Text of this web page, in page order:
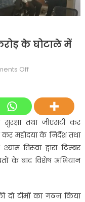
के घोटाले में
Offon
का
बड़ा
खुलासा:
5
करोड़
के
64
तथा जीएसटी कर
महोदया के निर्देश तथा
तिरूवा द्वारा टिम्बर
के बाद विशेष अभियान
टीमों का गठन किया